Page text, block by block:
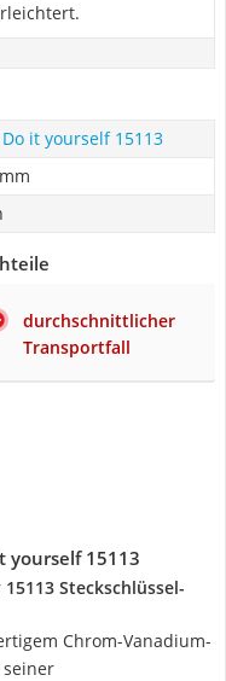
Do it yourself 15113
durchschnittlicher
Transportfall
yourself 15113
Steckschlüssel-
Chrom-Vanadium-